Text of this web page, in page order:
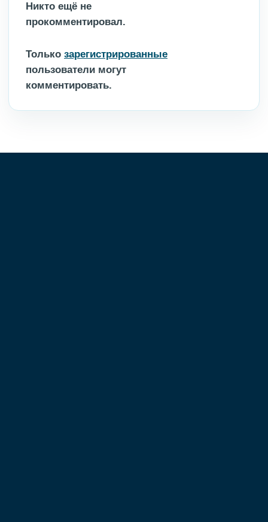
Никто ещё не
прокомментировал.
Только зарегистрированные
пользователи могут
комментировать.